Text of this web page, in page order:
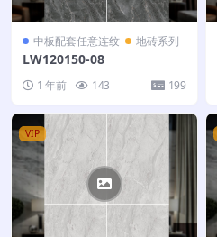
中板配套任意连纹 地砖系列
LW120150-08
1 年前 143 199
VIP